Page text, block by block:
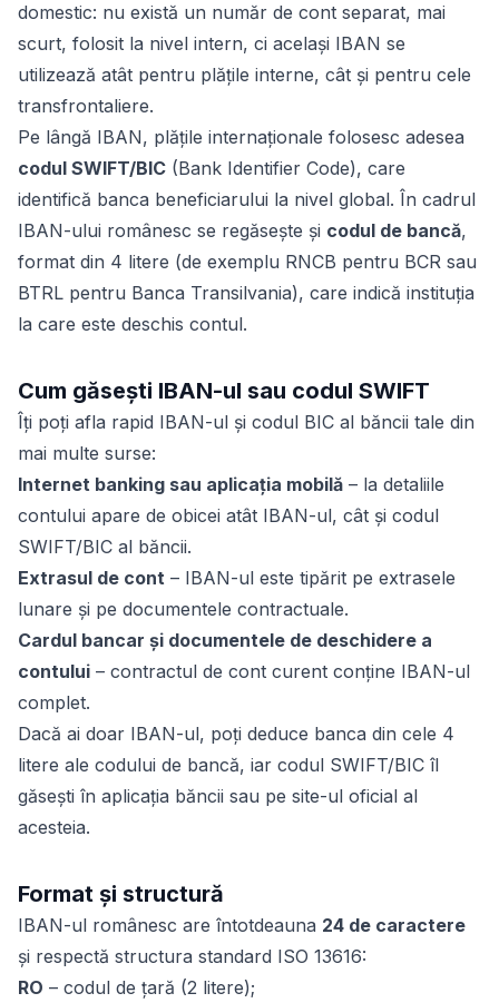
domestic: nu există un număr de cont separat, mai
scurt, folosit la nivel intern, ci același IBAN se
utilizează atât pentru plățile interne, cât și pentru cele
transfrontaliere.
Pe lângă IBAN, plățile internaționale folosesc adesea
codul SWIFT/BIC (Bank Identifier Code), care
identifică banca beneficiarului la nivel global. În cadrul
IBAN-ului românesc se regăsește și codul de bancă,
format din 4 litere (de exemplu RNCB pentru BCR sau
BTRL pentru Banca Transilvania), care indică instituția
la care este deschis contul.
Cum găsești IBAN-ul sau codul SWIFT
Îți poți afla rapid IBAN-ul și codul BIC al băncii tale din
mai multe surse:
Internet banking sau aplicația mobilă – la detaliile
contului apare de obicei atât IBAN-ul, cât și codul
SWIFT/BIC al băncii.
Extrasul de cont – IBAN-ul este tipărit pe extrasele
lunare și pe documentele contractuale.
Cardul bancar și documentele de deschidere a
contului – contractul de cont curent conține IBAN-ul
complet.
Dacă ai doar IBAN-ul, poți deduce banca din cele 4
litere ale codului de bancă, iar codul SWIFT/BIC îl
găsești în aplicația băncii sau pe site-ul oficial al
acesteia.
Format și structură
IBAN-ul românesc are întotdeauna 24 de caractere
și respectă structura standard ISO 13616:
RO – codul de țară (2 litere);